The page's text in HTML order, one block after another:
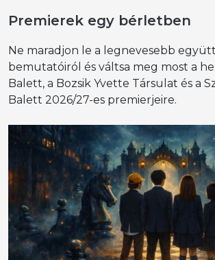
Premierek egy bérletben
Ne maradjon le a legnevesebb
bemutatóiról és váltsa meg most a
Balett, a Bozsik Yvette Társulat és a
Balett 2026/27-es premierjeire.